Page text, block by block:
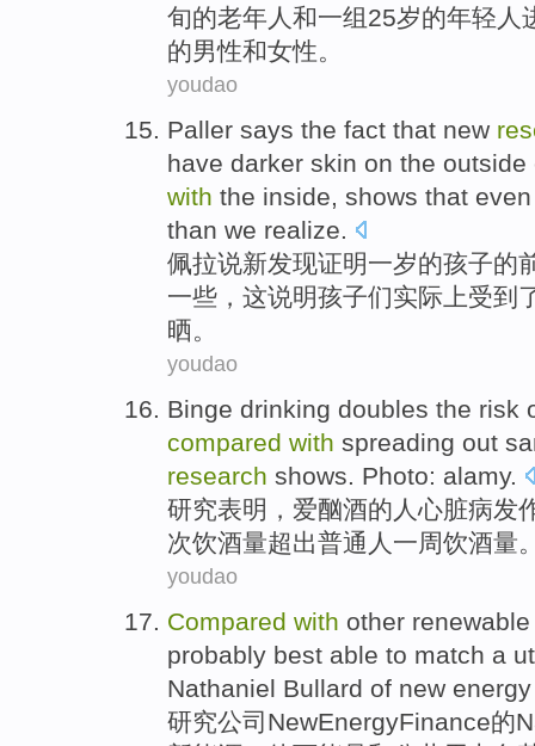
旬的老年人 和一组25岁的年轻人
的男性和女性。
youdao
Paller says the fact that new
have darker skin on the outside
with the inside, shows that
than we realize.
佩拉说新发现证明一岁的孩子的
一些 ， 这说明孩子们实际上受到
晒。
youdao
Binge drinking doubles the risk
compared with spreading out
research shows. Photo: alamy.
研究表明 ，爱酗酒的 人心脏病发
次饮酒量超出普通人 一周饮酒量
youdao
Compared with other
probably best able to match a
Nathaniel Bullard of new energy
研究公司 NewEnergyFinance的